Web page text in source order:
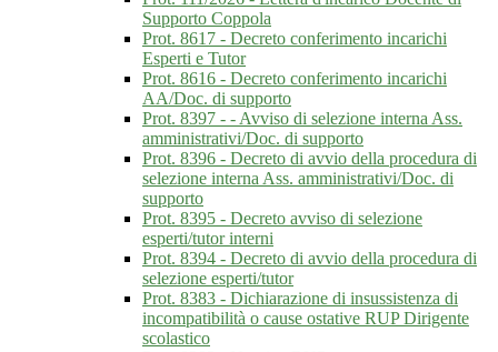
Supporto Coppola
Prot. 8617 - Decreto conferimento incarichi
Esperti e Tutor
Prot. 8616 - Decreto conferimento incarichi
AA/Doc. di supporto
Prot. 8397 - - Avviso di selezione interna Ass.
amministrativi/Doc. di supporto
Prot. 8396 - Decreto di avvio della procedura di
selezione interna Ass. amministrativi/Doc. di
supporto
Prot. 8395 - Decreto avviso di selezione
esperti/tutor interni
Prot. 8394 - Decreto di avvio della procedura di
selezione esperti/tutor
Prot. 8383 - Dichiarazione di insussistenza di
incompatibilità o cause ostative RUP Dirigente
scolastico